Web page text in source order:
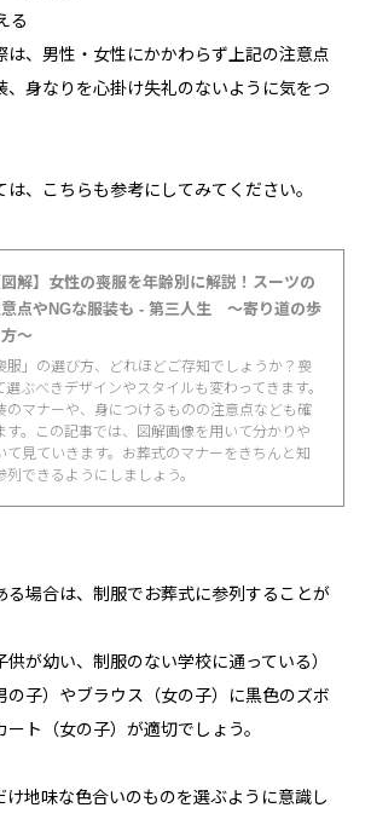
る
は、男性・女性にかかわらず上記の注意点
、身なりを心掛け失礼のないように気をつ
、こちらも参考にしてみてください。
図解】女性の喪服を年齢別に解説！スーツの
点やNGな服装も - 第三人生 〜寄り道の歩
方〜
服」の選び方、どれほどご存知でしょうか？喪
ぶべきデザインやスタイルも変わってきます。
のマナーや、身につけるものの注意点なども確
す。この記事では、図解画像を用いて分かりや
て見ていきます。お葬式のマナーをきちんと知
列できるようにしましょう。
る場合は、制服でお葬式に参列することが
が幼い、制服のない学校に通っている）
の子）やブラウス（女の子）に黒色のズボ
ト（女の子）が適切でしょう。
け地味な色合いのものを選ぶように意識し